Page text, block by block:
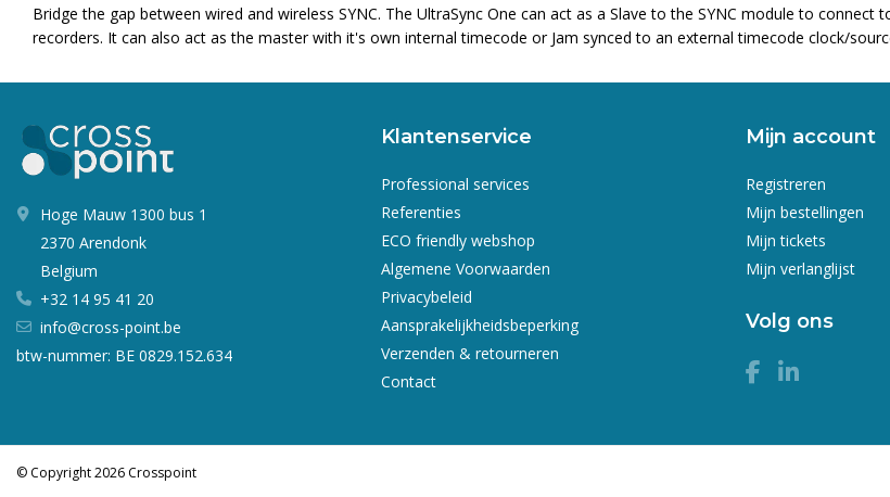
Bridge the gap between wired and wireless SYNC. The UltraSync One can act as a Slave to the SYNC module to
recorders. It can also act as the master with it's own internal timecode or Jam synced to an external timecode clock/
Hoge Mauw 1300 bus 1
2370 Arendonk
Belgium
+32 14 95 41 20
info@cross-point.be
btw-nummer: BE 0829.152.634
Klantenservice
Professional services
Referenties
ECO friendly webshop
Algemene Voorwaarden
Privacybeleid
Aansprakelijkheidsbeperking
Verzenden & retourneren
Contact
Mijn account
Registreren
Mijn bestellingen
Mijn tickets
Mijn verlanglijst
Volg ons
© Copyright 2026 Crosspoint